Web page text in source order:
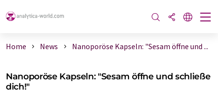
Home News Nanoporöse Kapseln: "Sesam öffne und ...
Nanoporöse Kapseln: "Sesam öffne und schließe
dich!"